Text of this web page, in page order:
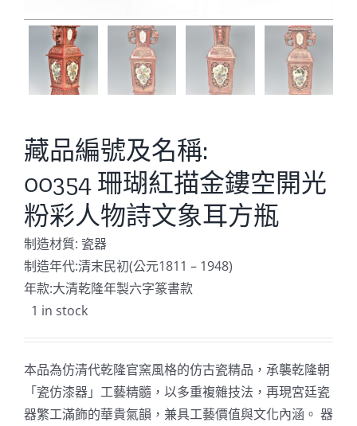
藏品編號及名稱:
00354 珊瑚紅描金鏤空開光
粉彩人物詩文象耳方瓶
制造材質: 瓷器
制造年代:清末民初(公元1811 – 1948)
年款:大清乾隆年製六字篆書款
1 in stock
本品為仿清代乾隆官窯風格的仿古瓷精品，承襲乾隆朝
「瓷仿漆器」工藝精髓，以多重複雜技法，再現宮廷瓷
器繁工滿飾的華貴氣韻，兼具工藝價值與文化內涵。 器